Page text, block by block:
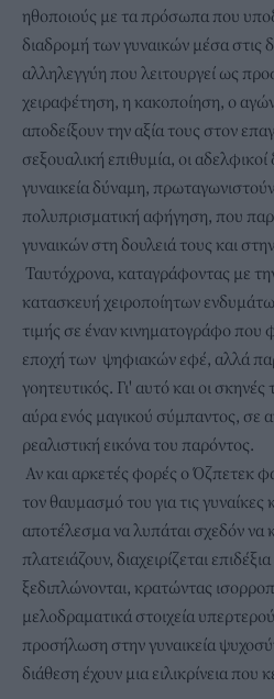
ηθοποιούς με τα πρόσωπα που
διαδρομή των γυναικών μέσα στις
αλληλεγγύη που λειτουργεί ως
χειραφέτηση, η κακοποίηση, ο
αποδείξουν την αξία τους στον
σεξουαλική επιθυμία, οι
γυναικεία δύναμη,
πολυπρισματική αφήγηση, που
γυναικών στη δουλειά τους και
Ταυτόχρονα, καταγράφοντας με
κατασκευή χειροποίητων
τιμής σε έναν κινηματογράφο που
εποχή των ψηφιακών εφέ, αλλά
γοητευτικός. Γι' αυτό και οι
αύρα ενός μαγικού σύμπαντος, σε
ρεαλιστική εικόνα του παρόντος.
Αν και αρκετές φορές ο Όζπετεκ
τον θαυμασμό του για τις γυναίκες
αποτέλεσμα να λυπάται σχεδόν να
πλατειάζουν, διαχειρίζεται
ξεδιπλώνονται, κρατώντας
μελοδραματικά στοιχεία
προσήλωση στην γυναικεία
διάθεση έχουν μια ειλικρίνεια που